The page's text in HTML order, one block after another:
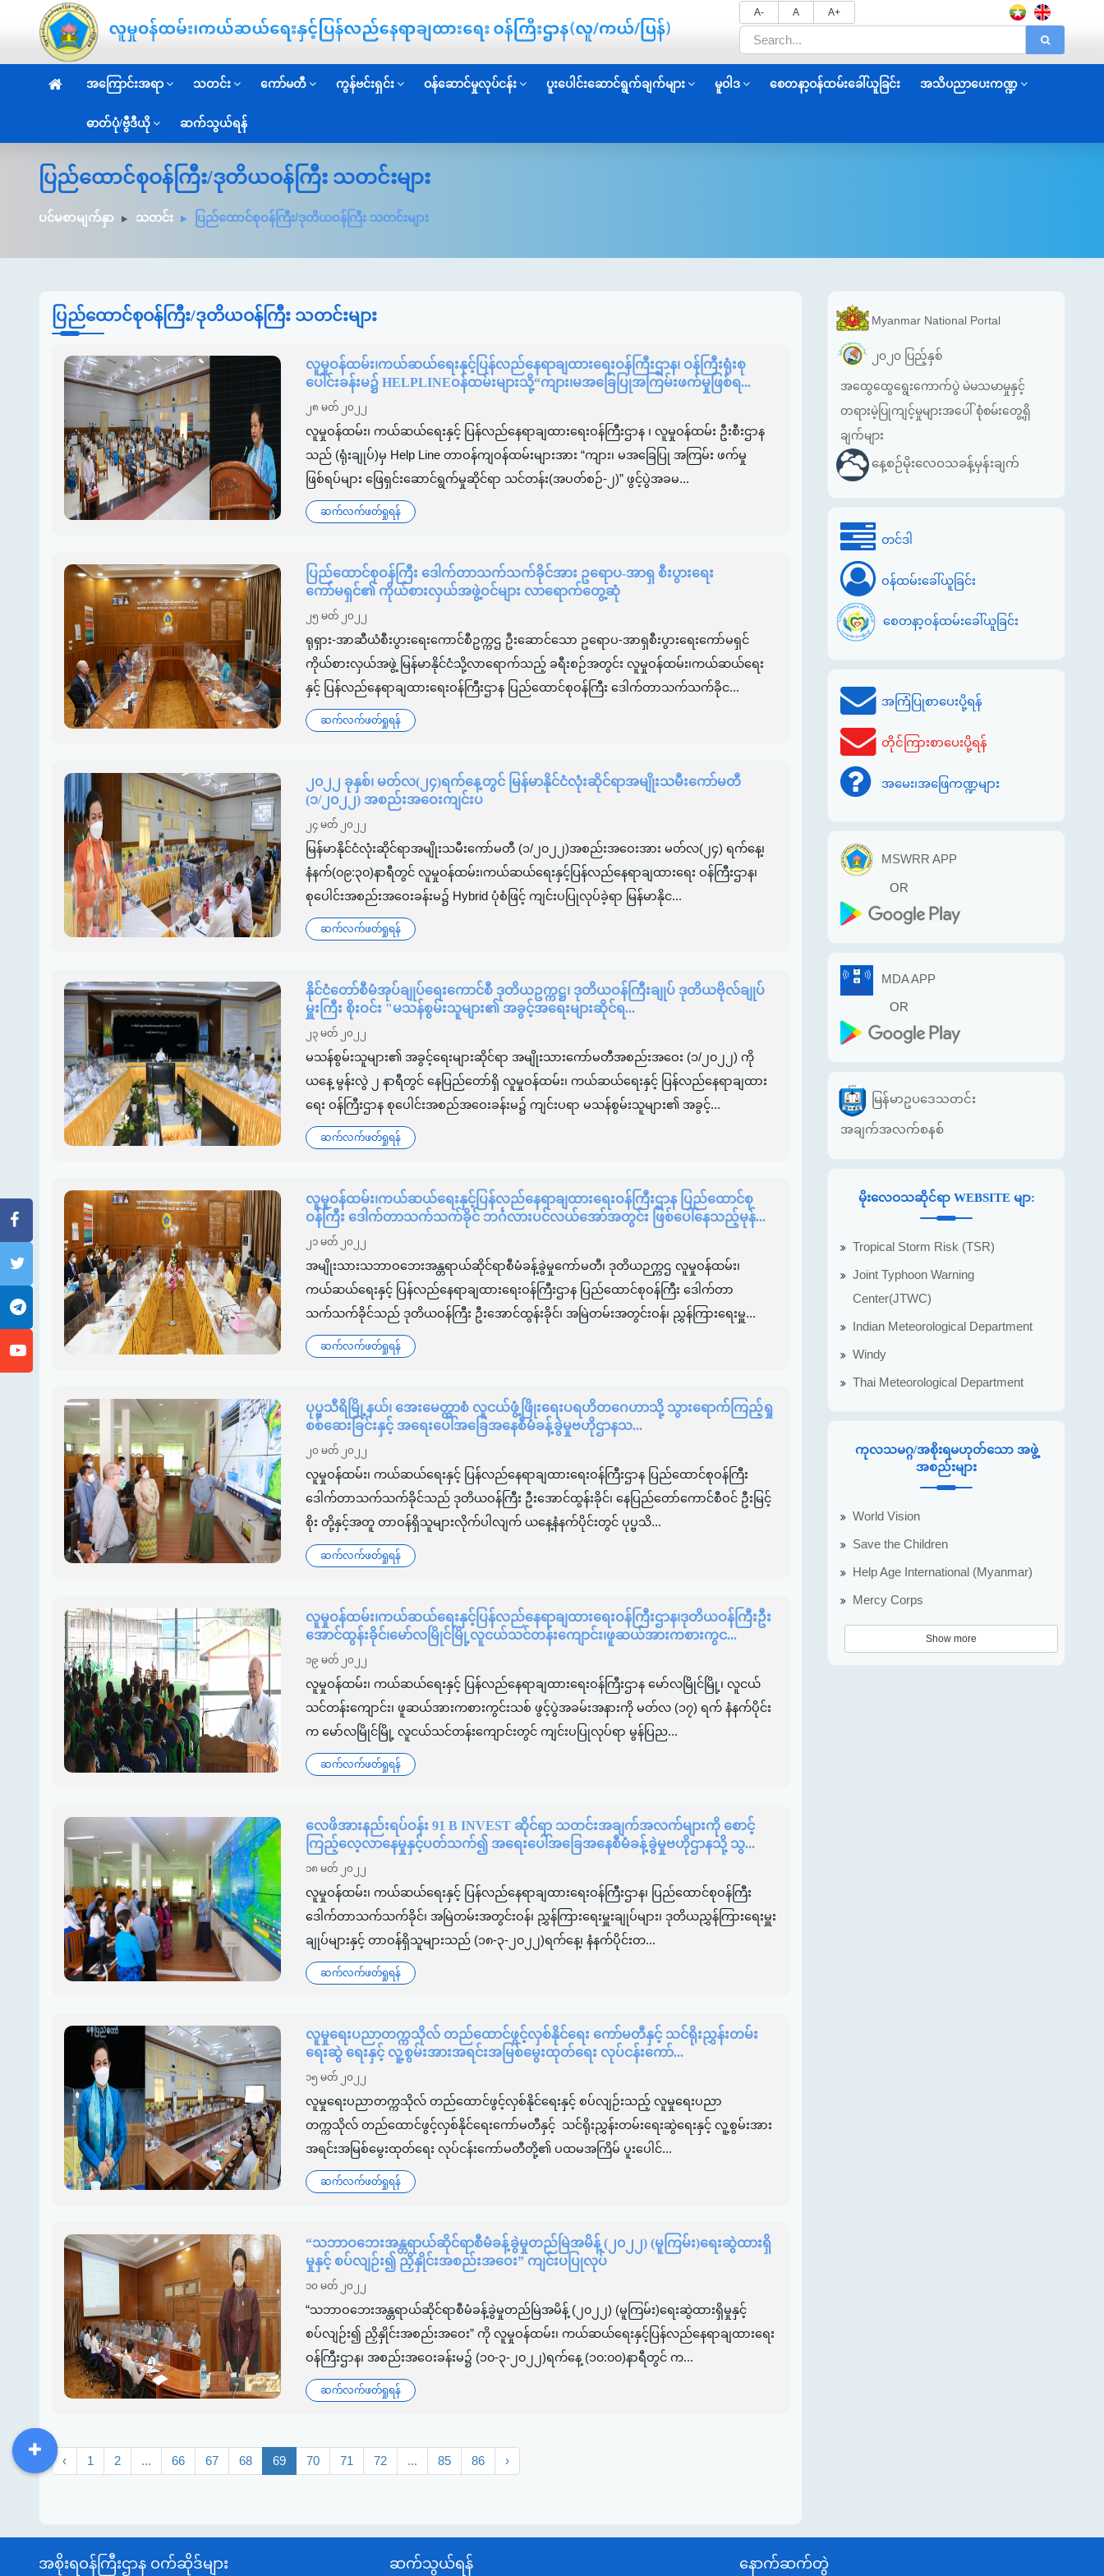
A- A A+
အကြောင်းအရာ သတင်း ကော်မတီ ကွန်ဗင်းရှင်း ဝန်ဆောင်မှုလုပ်ငန်း ပူးပေါင်းဆောင်ရွက်ချက်များ မူဝါဒ စေတနာ့ဝန်ထမ်းခေါ်ယူခြင်း အသိပညာပေးကဏ္ဍ
ဓာတ်ပုံ/ဗွီဒီယို ဆက်သွယ်ရန်
ပြည်ထောင်စုဝန်ကြီး/ဒုတိယဝန်ကြီး သတင်းများ
ပင်မစာမျက်နှာ သတင်း ပြည်ထောင်စုဝန်ကြီး/ဒုတိယဝန်ကြီး သတင်းများ
ပြည်ထောင်စုဝန်ကြီး/ဒုတိယဝန်ကြီး သတင်းများ
လူမှုဝန်ထမ်း၊ကယ်ဆယ်ရေးနှင့်ပြန်လည်နေရာချထားရေးဝန်ကြီးဌာန၊ ဝန်ကြီးရုံးစု
ပေါင်းခန်းမ၌ HELPLINEဝန်ထမ်းများသို့“ကျား၊မအခြေပြုအကြမ်းဖက်မှုဖြစ်ရ...
၂၈ မတ် ၂၀၂၂
လူမှုဝန်ထမ်း၊ ကယ်ဆယ်ရေးနှင့် ပြန်လည်နေရာချထားရေးဝန်ကြီးဌာန ၊ လူမှုဝန်ထမ်း ဦးစီးဌာန
သည် (ရုံးချုပ်)မှ Help Line တာဝန်ကျဝန်ထမ်းများအား “ကျား၊ မအခြေပြု အကြမ်း ဖက်မှု
ဖြစ်ရပ်များ ဖြေရှင်းဆောင်ရွက်မှုဆိုင်ရာ သင်တန်း(အပတ်စဉ်-၂)” ဖွင့်ပွဲအခမ...
ဆက်လက်ဖတ်ရှုရန်
ပြည်ထောင်စုဝန်ကြီး ဒေါက်တာသက်သက်ခိုင်အား ဥရောပ-အာရှ စီးပွားရေး
ကော်မရှင်၏ ကိုယ်စားလှယ်အဖွဲ့ဝင်များ လာရောက်တွေ့ဆုံ
၂၅ မတ် ၂၀၂၂
ရုရှား-အာဆီယံစီးပွားရေးကောင်စီဥက္ကဌ ဦးဆောင်သော ဥရောပ-အာရှစီးပွားရေးကော်မရှင်
ကိုယ်စားလှယ်အဖွဲ့ မြန်မာနိုင်ငံသို့လာရောက်သည့် ခရီးစဉ်အတွင်း လူမှုဝန်ထမ်း၊ကယ်ဆယ်ရေး
နှင့် ပြန်လည်နေရာချထားရေးဝန်ကြီးဌာန ပြည်ထောင်စုဝန်ကြီး ဒေါက်တာသက်သက်ခိုင...
ဆက်လက်ဖတ်ရှုရန်
၂၀၂၂ ခုနှစ်၊ မတ်လ(၂၄)ရက်နေ့တွင် မြန်မာနိုင်ငံလုံးဆိုင်ရာအမျိုးသမီးကော်မတီ
(၁/၂၀၂၂) အစည်းအဝေးကျင်းပ
၂၄ မတ် ၂၀၂၂
မြန်မာနိုင်ငံလုံးဆိုင်ရာအမျိုးသမီးကော်မတီ (၁/၂၀၂၂)အစည်းအဝေးအား မတ်လ(၂၄) ရက်နေ့၊
နံနက်(၀၉:၃၀)နာရီတွင် လူမှုဝန်ထမ်း၊ကယ်ဆယ်ရေးနှင့်ပြန်လည်နေရာချထားရေး ဝန်ကြီးဌာန၊
စုပေါင်းအစည်းအဝေးခန်းမ၌ Hybrid ပုံစံဖြင့် ကျင်းပပြုလုပ်ခဲ့ရာ မြန်မာနိုင...
ဆက်လက်ဖတ်ရှုရန်
နိုင်ငံတော်စီမံအုပ်ချုပ်ရေးကောင်စီ ဒုတိယဥက္ကဋ္ဌ၊ ဒုတိယဝန်ကြီးချုပ် ဒုတိယဗိုလ်ချုပ်
မှူးကြီး စိုးဝင်း "မသန်စွမ်းသူများ၏ အခွင့်အရေးများဆိုင်ရ...
၂၃ မတ် ၂၀၂၂
မသန်စွမ်းသူများ၏ အခွင့်ရေးများဆိုင်ရာ အမျိုးသားကော်မတီအစည်းအဝေး (၁/၂၀၂၂) ကို
ယနေ့ မွန်းလွဲ ၂ နာရီတွင် နေပြည်တော်ရှိ လူမှုဝန်ထမ်း၊ ကယ်ဆယ်ရေးနှင့် ပြန်လည်နေရာချထား
ရေး ဝန်ကြီးဌာန စုပေါင်းအစည်အဝေးခန်းမ၌ ကျင်းပရာ မသန်စွမ်းသူများ၏ အခွင့်...
ဆက်လက်ဖတ်ရှုရန်
လူမှုဝန်ထမ်း၊ကယ်ဆယ်ရေးနှင့်ပြန်လည်နေရာချထားရေးဝန်ကြီးဌာန ပြည်ထောင်စု
ဝန်ကြီး ဒေါက်တာသက်သက်ခိုင် ဘင်္ဂလားပင်လယ်အော်အတွင်း ဖြစ်ပေါ်နေသည့်မုန်...
၂၁ မတ် ၂၀၂၂
အမျိုးသားသဘာဝဘေးအန္တရာယ်ဆိုင်ရာစီမံခန့်ခွဲမှုကော်မတီ၊ ဒုတိယဉက္ကဌ လူမှုဝန်ထမ်း၊
ကယ်ဆယ်ရေးနှင့် ပြန်လည်နေရာချထားရေးဝန်ကြီးဌာန ပြည်ထောင်စုဝန်ကြီး ဒေါက်တာ
သက်သက်ခိုင်သည် ဒုတိယဝန်ကြီး ဦးအောင်ထွန်းခိုင်၊ အမြဲတမ်းအတွင်းဝန်၊ ညွှန်ကြားရေးမှူ...
ဆက်လက်ဖတ်ရှုရန်
ပုပ္ဗသီရိမြို့နယ်၊ အေးမေတ္တာစံ လူငယ်ဖွံ့ဖြိုးရေးပရဟိတဂေဟာသို့ သွားရောက်ကြည့်ရှု
စစ်ဆေးခြင်းနှင့် အရေးပေါ်အခြေအနေစီမံခန့်ခွဲမှုဗဟိုဌာနသ...
၂၀ မတ် ၂၀၂၂
လူမှုဝန်ထမ်း၊ ကယ်ဆယ်ရေးနှင့် ပြန်လည်နေရာချထားရေးဝန်ကြီးဌာန ပြည်ထောင်စုဝန်ကြီး
ဒေါက်တာသက်သက်ခိုင်သည် ဒုတိယဝန်ကြီး ဦးအောင်ထွန်းခိုင်၊ နေပြည်တော်ကောင်စီဝင် ဦးမြင့်
စိုး တို့နှင့်အတူ တာဝန်ရှိသူများလိုက်ပါလျက် ယနေ့နံနက်ပိုင်းတွင် ပုပ္ဗသိ...
ဆက်လက်ဖတ်ရှုရန်
လူမှုဝန်ထမ်း၊ကယ်ဆယ်ရေးနှင့်ပြန်လည်နေရာချထားရေးဝန်ကြီးဌာန၊ဒုတိယဝန်ကြီးဦး
အောင်ထွန်းခိုင်၊မော်လမြိုင်မြို့လူငယ်သင်တန်းကျောင်း၊ဖူဆယ်အားကစားကွင...
၁၉ မတ် ၂၀၂၂
လူမှုဝန်ထမ်း၊ ကယ်ဆယ်ရေးနှင့် ပြန်လည်နေရာချထားရေးဝန်ကြီးဌာန မော်လမြိုင်မြို့၊ လူငယ်
သင်တန်းကျောင်း၊ ဖူဆယ်အားကစားကွင်းသစ် ဖွင့်ပွဲအခမ်းအနားကို မတ်လ (၁၇) ရက် နံနက်ပိုင်း
က မော်လမြိုင်မြို့ လူငယ်သင်တန်းကျောင်းတွင် ကျင်းပပြုလုပ်ရာ မွန်ပြည...
ဆက်လက်ဖတ်ရှုရန်
လေဖိအားနည်းရပ်ဝန်း 91 B INVEST ဆိုင်ရာ သတင်းအချက်အလက်များကို စောင့်
ကြည့်လေ့လာနေမှုနှင့်ပတ်သက်၍ အရေးပေါ်အခြေအနေစီမံခန့်ခွဲမှုဗဟိုဌာနသို့ သွ...
၁၈ မတ် ၂၀၂၂
လူမှုဝန်ထမ်း၊ ကယ်ဆယ်ရေးနှင့် ပြန်လည်နေရာချထားရေးဝန်ကြီးဌာန၊ ပြည်ထောင်စုဝန်ကြီး
ဒေါက်တာသက်သက်ခိုင်၊ အမြဲတမ်းအတွင်းဝန်၊ ညွှန်ကြားရေးမှူးချုပ်များ၊ ဒုတိယညွှန်ကြားရေးမှူး
ချုပ်များနှင့် တာဝန်ရှိသူများသည် (၁၈-၃-၂၀၂၂)ရက်နေ့၊ နံနက်ပိုင်းတ...
ဆက်လက်ဖတ်ရှုရန်
လူမှုရေးပညာတက္ကသိုလ် တည်ထောင်ဖွင့်လှစ်နိုင်ရေး ကော်မတီနှင့် သင်ရိုးညွှန်းတမ်း
ရေးဆွဲ ရေးနှင့် လူ့စွမ်းအားအရင်းအမြစ်မွေးထုတ်ရေး လုပ်ငန်းကော်...
၁၅ မတ် ၂၀၂၂
လူမှုရေးပညာတက္ကသိုလ် တည်ထောင်ဖွင့်လှစ်နိုင်ရေးနှင့် စပ်လျဉ်းသည့် လူမှုရေးပညာ
တက္ကသိုလ် တည်ထောင်ဖွင့်လှစ်နိုင်ရေးကော်မတီနှင့် သင်ရိုးညွှန်းတမ်းရေးဆွဲရေးနှင့် လူ့စွမ်းအား
အရင်းအမြစ်မွေးထုတ်ရေး လုပ်ငန်းကော်မတီတို့၏ ပထမအကြိမ် ပူးပေါင်...
ဆက်လက်ဖတ်ရှုရန်
“သဘာဝဘေးအန္တရာယ်ဆိုင်ရာစီမံခန့်ခွဲမှုတည်မြဲအမိန့် (၂၀၂၂) (မူကြမ်း)ရေးဆွဲထားရှိ
မှုနှင့် စပ်လျဉ်း၍ ညှိနှိုင်းအစည်းအဝေး” ကျင်းပပြုလုပ်
၁၀ မတ် ၂၀၂၂
“သဘာဝဘေးအန္တရာယ်ဆိုင်ရာစီမံခန့်ခွဲမှုတည်မြဲအမိန့် (၂၀၂၂) (မူကြမ်း)ရေးဆွဲထားရှိမှုနှင့်
စပ်လျဉ်း၍ ညှိနှိုင်းအစည်းအဝေး” ကို လူမှုဝန်ထမ်း၊ ကယ်ဆယ်ရေးနှင့်ပြန်လည်နေရာချထားရေး
ဝန်ကြီးဌာန၊ အစည်းအဝေးခန်းမ၌ (၁၀-၃-၂၀၂၂)ရက်နေ့ (၁၀:၀၀)နာရီတွင် က...
ဆက်လက်ဖတ်ရှုရန်
‹ 1 2 ... 66 67 68 69 70 71 72 ... 85 86 ›
Myanmar National Portal
၂၀၂၀ ပြည့်နှစ်
အထွေထွေရွေးကောက်ပွဲ မဲမသမာမှုနှင့်
တရားမဲ့ပြုကျင့်မှုများအပေါ် စုံစမ်းတွေ့ရှိ
ချက်များ
နေ့စဉ်မိုးလေဝသခန့်မှန်းချက်
တင်ဒါ
ဝန်ထမ်းခေါ်ယူခြင်း
စေတနာ့ဝန်ထမ်းခေါ်ယူခြင်း
အကြံပြုစာပေးပို့ရန်
တိုင်ကြားစာပေးပို့ရန်
အမေး၊အဖြေကဏ္ဍများ
MSWRR APP
OR
MDA APP
OR
မြန်မာဥပဒေသတင်း
အချက်အလက်စနစ်
မိုးလေဝသဆိုင်ရာ WEBSITE မျာ:
Tropical Storm Risk (TSR)
Joint Typhoon Warning
Center(JTWC)
Indian Meteorological Department
Windy
Thai Meteorological Department
ကုလသမဂ္ဂ/အစိုးရမဟုတ်သော အဖွဲ့
အစည်းများ
World Vision
Save the Children
Help Age International (Myanmar)
Mercy Corps
Show more
အစိုးရဝန်ကြီးဌာန ဝက်ဆိုဒ်များ ဆက်သွယ်ရန် နောက်ဆက်တွဲ
DDM